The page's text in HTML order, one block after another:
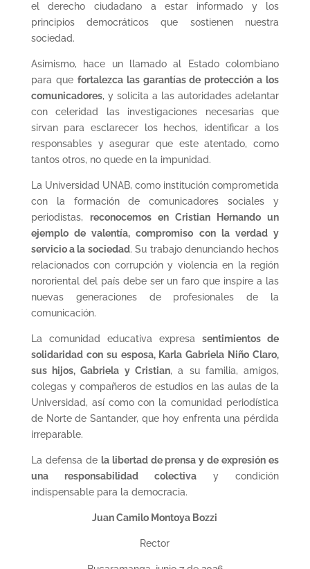
el derecho ciudadano a estar informado y los
principios democráticos que sostienen nuestra
sociedad.
Asimismo, hace un llamado al Estado colombiano
para que fortalezca las garantías de protección a los
comunicadores, y solicita a las autoridades adelantar
con celeridad las investigaciones necesarias que
sirvan para esclarecer los hechos, identificar a los
responsables y asegurar que este atentado, como
tantos otros, no quede en la impunidad.
La Universidad UNAB, como institución comprometida
con la formación de comunicadores sociales y
periodistas, reconocemos en Cristian Hernando un
ejemplo de valentía, compromiso con la verdad y
servicio a la sociedad. Su trabajo denunciando hechos
relacionados con corrupción y violencia en la región
nororiental del país debe ser un faro que inspire a las
nuevas generaciones de profesionales de la
comunicación.
La comunidad educativa expresasentimientos de
solidaridad con su esposa, Karla Gabriela Niño Claro,
sus hijos, Gabriela y Cristian, a su familia, amigos,
colegas y compañeros de estudios en las aulas de la
Universidad, así como con la comunidad periodística
de Norte de Santander, que hoy enfrenta una pérdida
irreparable.
La defensa de la libertad de prensa y de expresión es
una responsabilidad colectiva y condición
indispensable para la democracia.
Juan Camilo Montoya Bozzi
Rector